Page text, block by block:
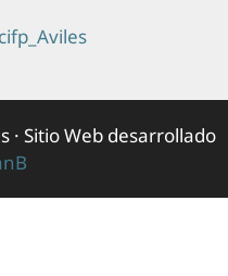
· Sitio Web desarrollado